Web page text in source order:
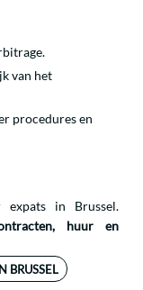
van het
procedures en
expats in Brussel.
huur en
BRUSSEL